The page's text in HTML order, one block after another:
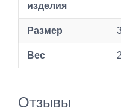
изделия
Размер
Вес
Отзывы